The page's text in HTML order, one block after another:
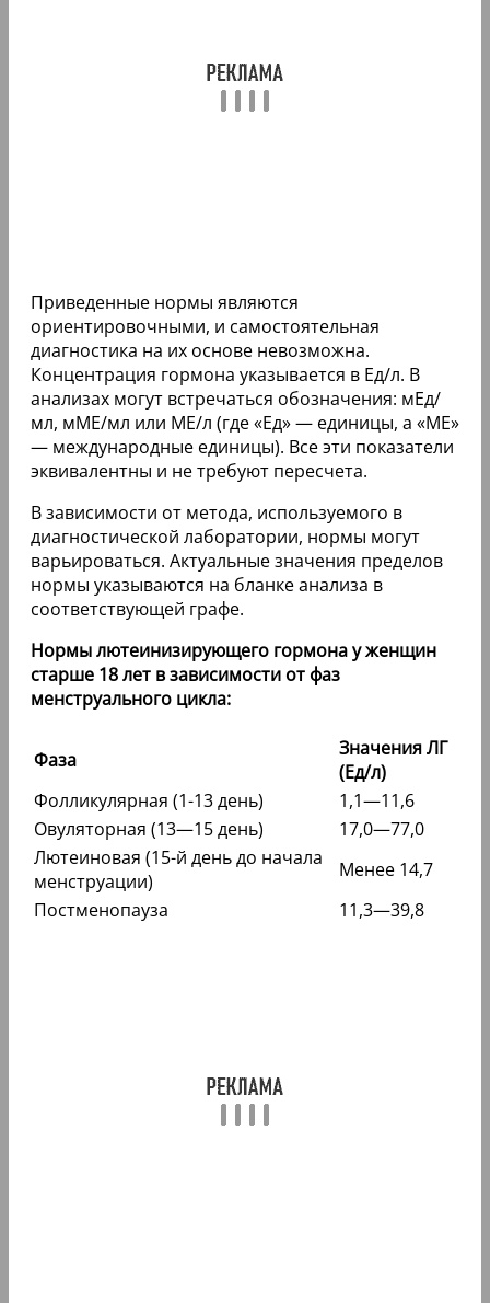
Приведенные нормы являются
ориентировочными, и самостоятельная
диагностика на их основе невозможна.
Концентрация гормона указывается в Ед/л. В
анализах могут встречаться обозначения: мЕд/
мл, мМЕ/мл или МЕ/л (где «Ед» — единицы, а «МЕ»
— международные единицы). Все эти показатели
эквивалентны и не требуют пересчета.
В зависимости от метода, используемого в
диагностической лаборатории, нормы могут
варьироваться. Актуальные значения пределов
нормы указываются на бланке анализа в
соответствующей графе.
Нормы лютеинизирующего гормона у женщин
старше 18 лет в зависимости от фаз
менструального цикла:
Фаза
Значения ЛГ
(Ед/л)
Фолликулярная (1-13 день)
1,1—11,6
Овуляторная (13—15 день)
17,0—77,0
Лютеиновая (15-й день до начала
менструации)
Менее 14,7
Постменопауза
11,3—39,8